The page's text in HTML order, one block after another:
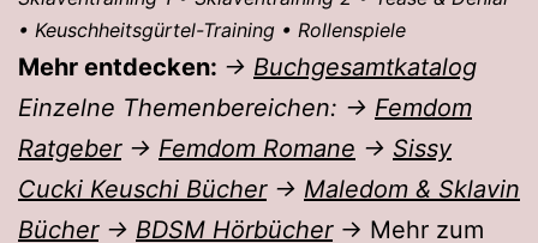
• Keuschheitsgürtel-Training • Rollenspiele
Mehr entdecken: → Buchgesamtkatalog
Einzelne Themenbereichen: → Femdom
Ratgeber→ Femdom Romane → Sissy
Cucki Keuschi Bücher→ Maledom & Sklavin
Bücher→ BDSM Hörbücher → Mehr zum